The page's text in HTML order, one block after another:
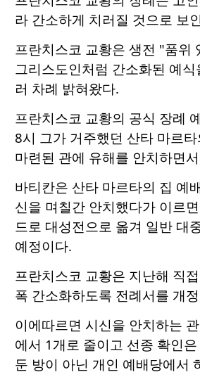
라 간소하게 치러질 것으로 보
프란치스코 교황은 생전 "품위
그리스도인처럼 간소화된 예
러 차례 밝혀왔다.
프란치스코 교황의 공식 장례
8시 그가 거주했던 산타 마르
마련된 관에 유해를 안치하면
바티칸은 산타 마르타의 집 예
신을 며칠간 안치했다가 이르
드로 대성전으로 옮겨 일반 대
예정이다.
프란치스코 교황은 지난해 직
폭 간소화하도록 전례서를 개
이에따르면 시신을 안치하는
에서 1개로 줄이고 선종 확인
둔 방이 아닌 개인 예배당에서